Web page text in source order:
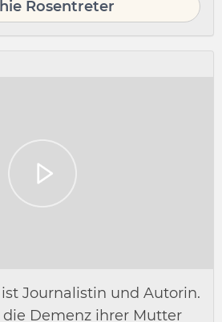
Rosentreter
Journalistin und Autorin.
Demenz ihrer Mutter